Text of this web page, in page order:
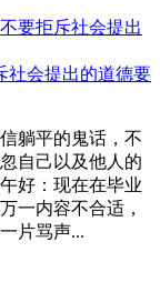
社会提出的道德要
躺平的鬼话，不
自己以及他人的
好：现在在毕业
一内容不合适，
片骂声...